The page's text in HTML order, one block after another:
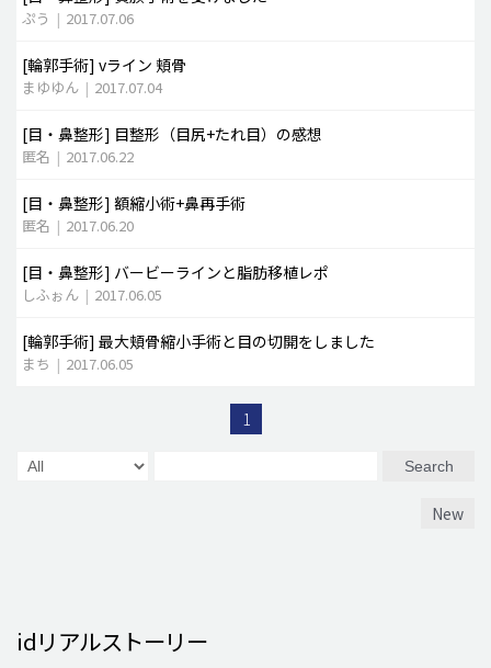
ぷう | 2017.07.06
[輪郭手術] vライン 頬骨
まゆゆん | 2017.07.04
[目・鼻整形] 目整形（目尻+たれ目）の感想
匿名 | 2017.06.22
[目・鼻整形] 額縮小術+鼻再手術
匿名 | 2017.06.20
[目・鼻整形] バービーラインと脂肪移植レポ
しふぉん | 2017.06.05
[輪郭手術] 最大頬骨縮小手術と目の切開をしました
まち | 2017.06.05
1
Search
New
idリアルストーリー